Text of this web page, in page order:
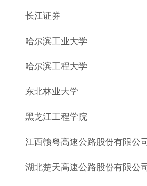
长江证券
哈尔滨工业大学
哈尔滨工程大学
东北林业大学
黑龙江工程学院
江西赣粤高速公路股份有限公司
湖北楚天高速公路股份有限公司